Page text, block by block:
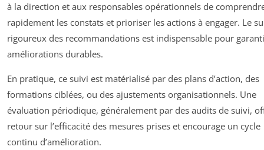
à la direction et aux responsables opérationnels de
rapidement les constats et prioriser les actions à engager. Le
rigoureux des recommandations est indispensable pour
améliorations durables.
En pratique, ce suivi est matérialisé par des plans d’action, des
formations ciblées, ou des ajustements organisationnels. Une
évaluation périodique, généralement par des audits de suivi,
retour sur l’efficacité des mesures prises et encourage un cycle
continu d’amélioration.